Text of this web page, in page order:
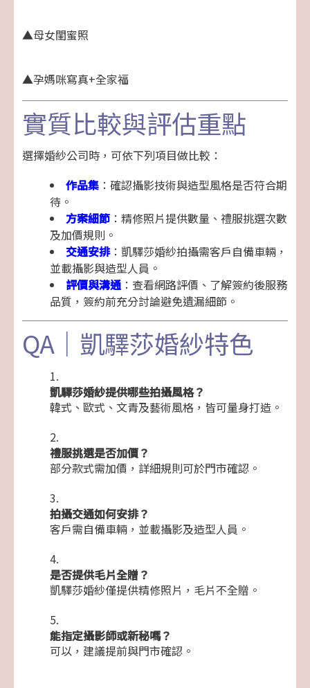
▲母女閨蜜照
▲孕媽咪寫真+全家福
實質比較與評估重點
選擇婚紗公司時，可依下列項目做比較：
作品集 ：確認攝影技術與造型風格是否符合期
待。
方案細節 ：精修照片提供數量、禮服挑選次數
及加價規則。
交通安排：凱驛莎婚紗拍攝需客戶自備車輛，
並載攝影與造型人員。
評價與溝通：查看網路評價、了解簽約後服務
品質，簽約前充分討論避免遺漏細節。
QA｜凱驛莎婚紗特色
凱驛莎婚紗提供哪些拍攝風格？
韓式、歐式、文青及藝術風格，皆可量身打造。
禮服挑選是否加價？
部分款式需加價，詳細規則可於門市確認。
拍攝交通如何安排？
客戶需自備車輛，並載攝影及造型人員。
是否提供毛片全贈？
凱驛莎婚紗僅提供精修照片，毛片不全贈。
能指定攝影師或新秘嗎？
可以，建議提前與門市確認。